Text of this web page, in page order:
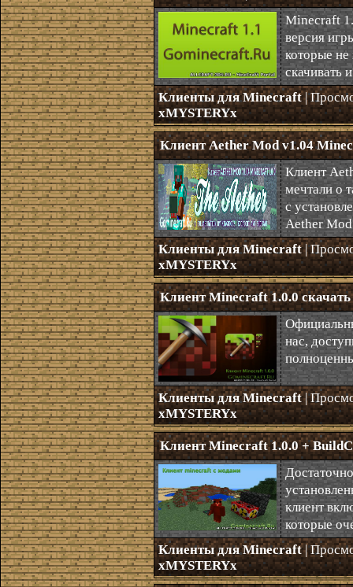
Minecraft
версия
которые
скачивать
Клиенты для Minecraft|
xMYSTERYx
Клиент Aether Mod v1.04
Клиент
мечтали о
с
Aether
Клиенты для Minecraft|
xMYSTERYx
Клиент Minecraft 1.0.0 скачать
нас,
Клиенты для Minecraft|
xMYSTERYx
Клиент Minecraft 1.0.0 +
клиент
которые
Клиенты для Minecraft|
xMYSTERYx